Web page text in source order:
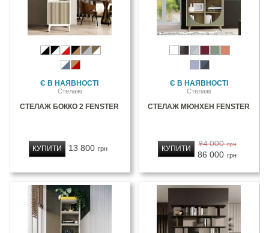
Є В НАЯВНОСТІ
Стелажі
СТЕЛАЖ БОККО 2 FENSTER
13 800 грн
КУПИТИ
Є В НАЯВНОСТІ
Стелажі
СТЕЛАЖ МЮНХЕН FENSTER
94 000 грн
86 000 грн
КУПИТИ